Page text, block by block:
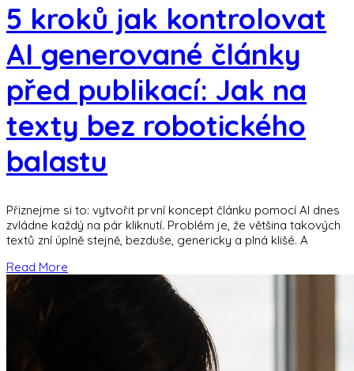
5 kroků jak kontrolovat
AI generované články
před publikací: Jak na
texty bez robotického
balastu
Přiznejme si to: vytvořit první koncept článku pomocí AI dnes
zvládne každý na pár kliknutí. Problém je, že většina takových
textů zní úplně stejně, bezduše, genericky a plná klišé. A
Read More